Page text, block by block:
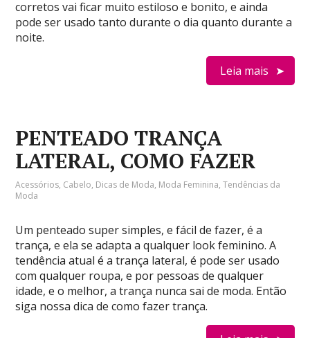
corretos vai ficar muito estiloso e bonito, e ainda
pode ser usado tanto durante o dia quanto durante a
noite.
Leia mais
PENTEADO TRANÇA
LATERAL, COMO FAZER
Acessórios, Cabelo, Dicas de Moda, Moda Feminina,Tendências da
Moda
Um penteado super simples, e fácil de fazer, é a
trança, e ela se adapta a qualquer look feminino. A
tendência atual é a trança lateral, é pode ser usado
com qualquer roupa, e por pessoas de qualquer
idade, e o melhor, a trança nunca sai de moda. Então
siga nossa dica de como fazer trança.